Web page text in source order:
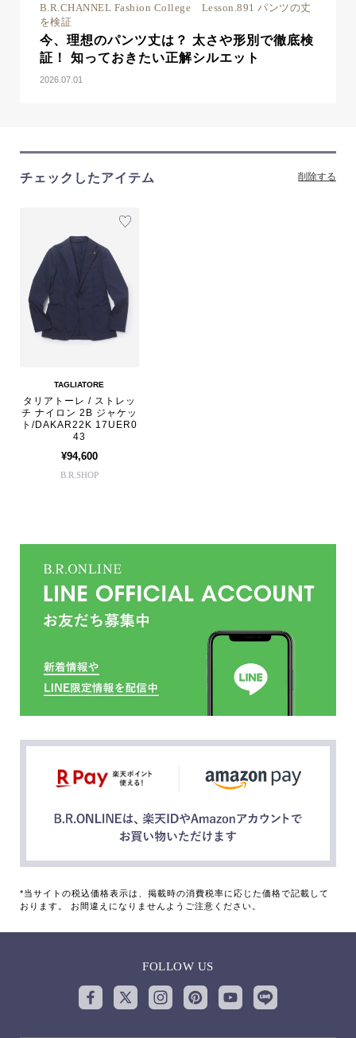
B.R.CHANNEL Fashion College Lesson.891 パンツの丈
を検証
今、理想のパンツ丈は？ 太さや形別で徹底検
証！ 知っておきたい正解シルエット
2026.07.01
チェックしたアイテム 削除する
TAGLIATORE
タリアトーレ / ストレッ
チ ナイロン 2B ジャケッ
ト/DAKAR22K 17UER0
43
¥94,600
B.R.SHOP
*当サイトの税込価格表示は、掲載時の消費税率に応じた価格で記載して
おります。 お間違えになりませんようご注意ください。
FOLLOW US